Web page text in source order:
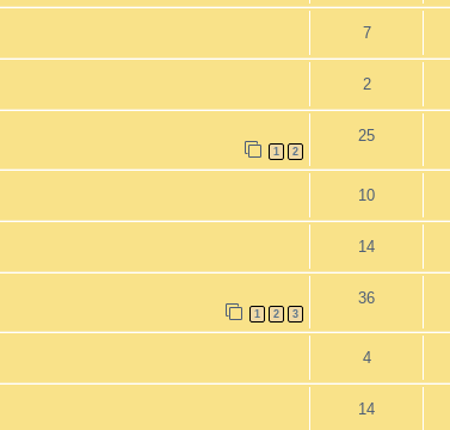
7
2
1 2
25
10
14
1 2 3
36
4
14